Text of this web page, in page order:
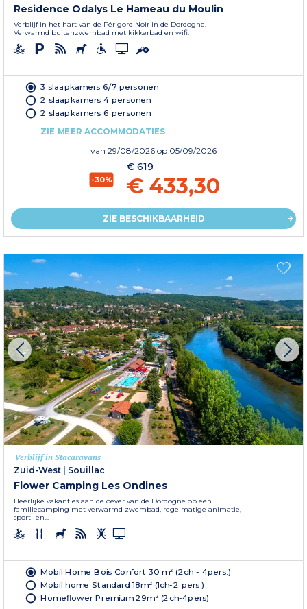
Residence Odalys Le Hameau du Moulin
Verblijf in het hart van de Périgord Noir in de Dordogne.
Verwarmd buitenzwembad met kikkerbad en wifi.
3 slaapkamers 6/7 personen
2 slaapkamers 4 personen
2 slaapkamers 6 personen
ZIE MEER ACCOMMODATIES
van 29/08/2026 op 05/09/2026
-30%
€ 619
€ 433,30
ZIE BESCHIKBAARHEID
Verblijf in Stacaravans
Zuid-West | Souillac
Flower Camping Les Ondines
Heerlijke vakanties aan de oever van de Dordogne op een
familiecamping met verwarmd zwembad, regelmatige animatie,
sport- en...
Mobil Home Bois Confort 30 m² (2ch - 4pers.)
Mobil home Standard 18m² (1ch-2 pers.)
Homeflower Premium 29m² (2ch-4pers)